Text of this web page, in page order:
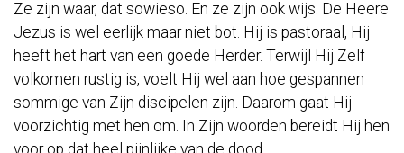
Ze zijn waar, dat sowieso. En ze zijn ook wijs. De Heere
Jezus is wel eerlijk maar niet bot. Hij is pastoraal, Hij
heeft het hart van een goede Herder. Terwijl Hij Zelf
volkomen rustig is, voelt Hij wel aan hoe gespannen
sommige van Zijn discipelen zijn. Daarom gaat Hij
voorzichtig met hen om. In Zijn woorden bereidt Hij hen
voor op dat heel pijnlijke van de dood.